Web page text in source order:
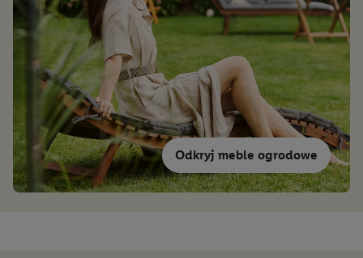
Uroda i pielęgnacja ciała
Oświetlenie
Odkryj meble ogrodowe